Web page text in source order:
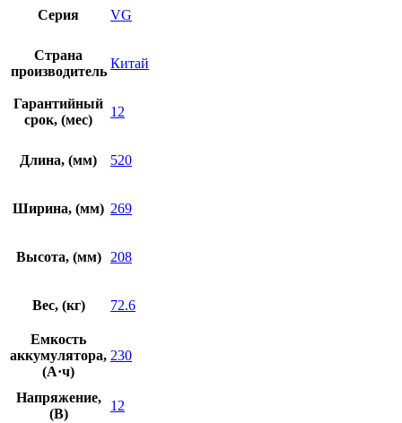
Серия VG
Страна
производитель
Китай
Гарантийный
срок, (мес)
12
Длина, (мм) 520
Ширина, (мм) 269
Высота, (мм) 208
Вес, (кг) 72.6
Емкость
аккумулятора,
(А·ч)
230
Напряжение,
(В)
12